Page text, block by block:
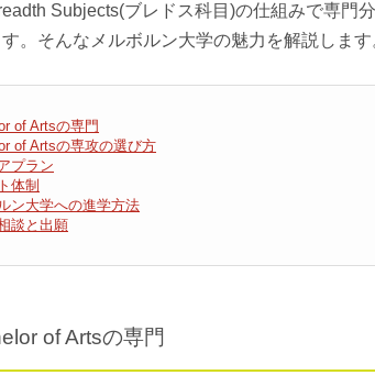
Subjects(ブレドス科目)の仕組みで専門
。そんなメルボルン大学の魅力を解説します
of Artsの専門
of Artsの専攻の選び方
プラン
体制
ン大学への進学方法
談と出願
of Artsの専門